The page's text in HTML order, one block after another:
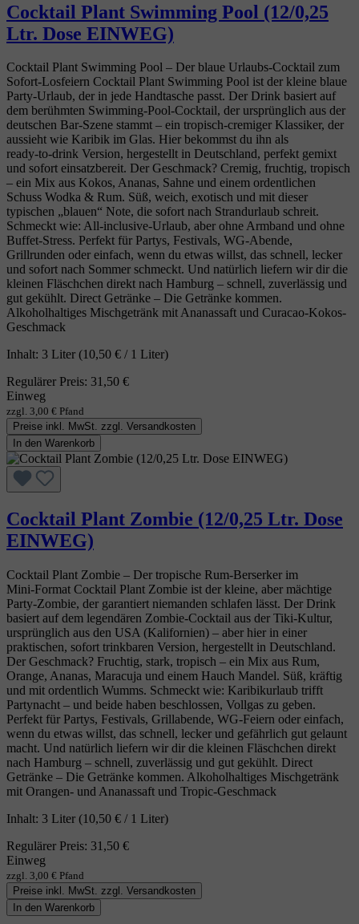
Cocktail Plant Swimming Pool (12/0,25
Ltr. Dose EINWEG)
Cocktail Plant Swimming Pool – Der blaue Urlaubs‑Cocktail zum
Sofort‑Losfeiern Cocktail Plant Swimming Pool ist der kleine blaue
Party‑Urlaub, der in jede Handtasche passt. Der Drink basiert auf
dem berühmten Swimming‑Pool‑Cocktail, der ursprünglich aus der
deutschen Bar‑Szene stammt – ein tropisch‑cremiger Klassiker, der
aussieht wie Karibik im Glas. Hier bekommst du ihn als
ready‑to‑drink Version, hergestellt in Deutschland, perfekt gemixt
und sofort einsatzbereit. Der Geschmack? Cremig, fruchtig, tropisch
– ein Mix aus Kokos, Ananas, Sahne und einem ordentlichen
Schuss Wodka & Rum. Süß, weich, exotisch und mit dieser
typischen „blauen“ Note, die sofort nach Strandurlaub schreit.
Schmeckt wie: All‑inclusive‑Urlaub, aber ohne Armband und ohne
Buffet‑Stress. Perfekt für Partys, Festivals, WG‑Abende,
Grillrunden oder einfach, wenn du etwas willst, das schnell, lecker
und sofort nach Sommer schmeckt. Und natürlich liefern wir dir die
kleinen Fläschchen direkt nach Hamburg – schnell, zuverlässig und
gut gekühlt. Direct Getränke – Die Getränke kommen.
Alkoholhaltiges Mischgetränk mit Ananassaft und Curacao-Kokos-
Geschmack
Inhalt: 3 Liter (10,50 € / 1 Liter)
Regulärer Preis: 31,50 €
Einweg
zzgl. 3,00 € Pfand
Preise inkl. MwSt. zzgl. Versandkosten
In den Warenkorb
Cocktail Plant Zombie (12/0,25 Ltr. Dose
EINWEG)
Cocktail Plant Zombie – Der tropische Rum‑Berserker im
Mini‑Format Cocktail Plant Zombie ist der kleine, aber mächtige
Party‑Zombie, der garantiert niemanden schlafen lässt. Der Drink
basiert auf dem legendären Zombie‑Cocktail aus der Tiki‑Kultur,
ursprünglich aus den USA (Kalifornien) – aber hier in einer
praktischen, sofort trinkbaren Version, hergestellt in Deutschland.
Der Geschmack? Fruchtig, stark, tropisch – ein Mix aus Rum,
Orange, Ananas, Maracuja und einem Hauch Mandel. Süß, kräftig
und mit ordentlich Wumms. Schmeckt wie: Karibikurlaub trifft
Partynacht – und beide haben beschlossen, Vollgas zu geben.
Perfekt für Partys, Festivals, Grillabende, WG‑Feiern oder einfach,
wenn du etwas willst, das schnell, lecker und gefährlich gut gelaunt
macht. Und natürlich liefern wir dir die kleinen Fläschchen direkt
nach Hamburg – schnell, zuverlässig und gut gekühlt. Direct
Getränke – Die Getränke kommen. Alkoholhaltiges Mischgetränk
mit Orangen- und Ananassaft und Tropic-Geschmack
Inhalt: 3 Liter (10,50 € / 1 Liter)
Regulärer Preis: 31,50 €
Einweg
zzgl. 3,00 € Pfand
Preise inkl. MwSt. zzgl. Versandkosten
In den Warenkorb